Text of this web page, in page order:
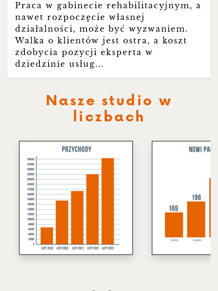
Praca w gabinecie rehabilitacyjnym, a
nawet rozpoczęcie własnej
działalności, może być wyzwaniem.
Walka o klientów jest ostra, a koszt
zdobycia pozycji eksperta w
dziedzinie usług...
Nasze studio w
liczbach